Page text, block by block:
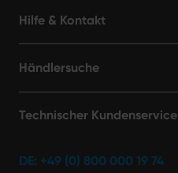
Hilfe & Kontakt
Händlersuche
Technischer Kundenservice
DE: +49 (0) 800 000 19 74